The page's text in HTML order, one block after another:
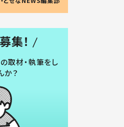
集！
取材・執筆をし
か？